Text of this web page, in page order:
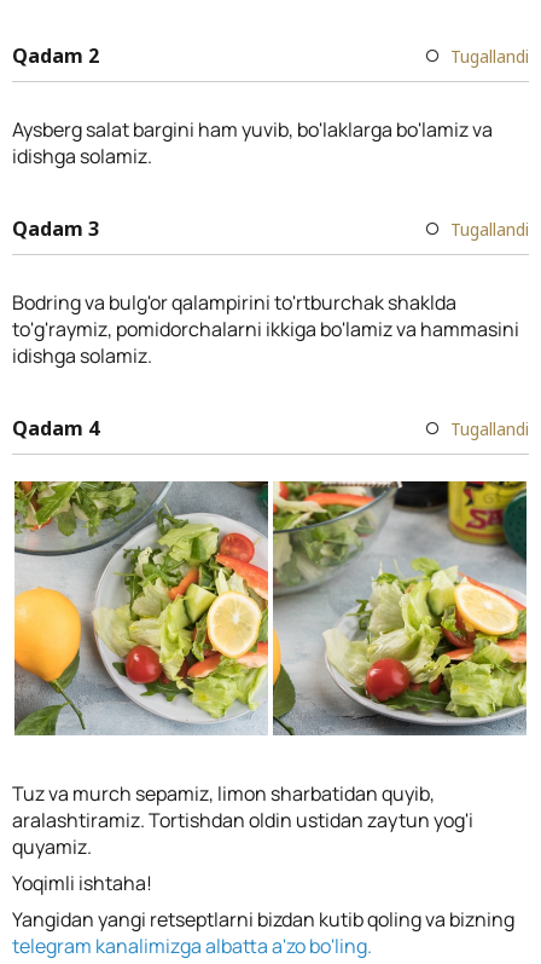
Qadam 2 Tugallandi
Aysberg salat bargini ham yuvib, bo'laklarga bo'lamiz va
idishga solamiz.
Qadam 3 Tugallandi
Bodring va bulg'or qalampirini to'rtburchak shaklda
to'g'raymiz, pomidorchalarni ikkiga bo'lamiz va hammasini
idishga solamiz.
Qadam 4 Tugallandi
Tuz va murch sepamiz, limon sharbatidan quyib,
aralashtiramiz. Tortishdan oldin ustidan zaytun yog'i
quyamiz.
Yoqimli ishtaha!
Yangidan yangi retseptlarni bizdan kutib qoling va bizning
telegram kanalimizga albatta a'zo bo'ling.